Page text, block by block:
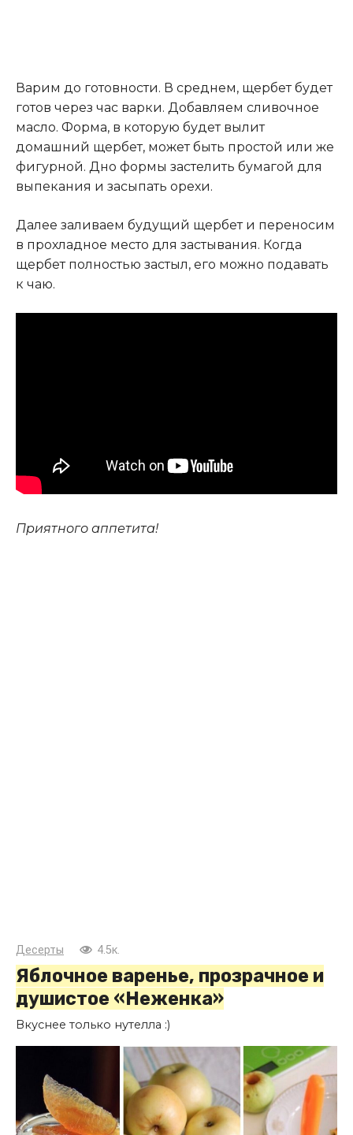
Варим до готовности. В среднем, щербет будет
готов через час варки. Добавляем сливочное
масло. Форма, в которую будет вылит
домашний щербет, может быть простой или же
фигурной. Дно формы застелить бумагой для
выпекания и засыпать орехи.
Далее заливаем будущий щербет и переносим
в прохладное место для застывания. Когда
щербет полностью застыл, его можно подавать
к чаю.
Приятного аппетита!
Десерты 4.5к.
Яблочное варенье, прозрачное и
душистое «Неженка»
Вкуснее только нутелла :)